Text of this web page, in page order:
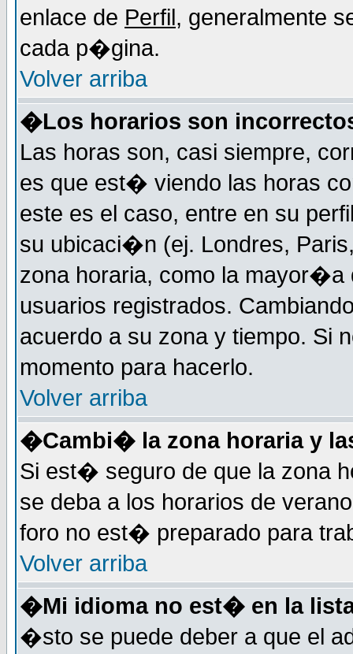
enlace de Perfil, generalmente
cada p�gina.
Volver arriba
�Los horarios son
Las horas son, casi siempre,
es que est� viendo las horas
este es el caso, entre en su
su ubicaci�n (ej. Londres,
zona horaria, como la mayor�a
usuarios registrados.
acuerdo a su zona y tiempo. Si
momento para hacerlo.
Volver arriba
�Cambi� la zona horaria y
Si est� seguro de que la zona
se deba a los horarios de
foro no est� preparado para
Volver arriba
�Mi idioma no est� en la
�sto se puede deber a que el